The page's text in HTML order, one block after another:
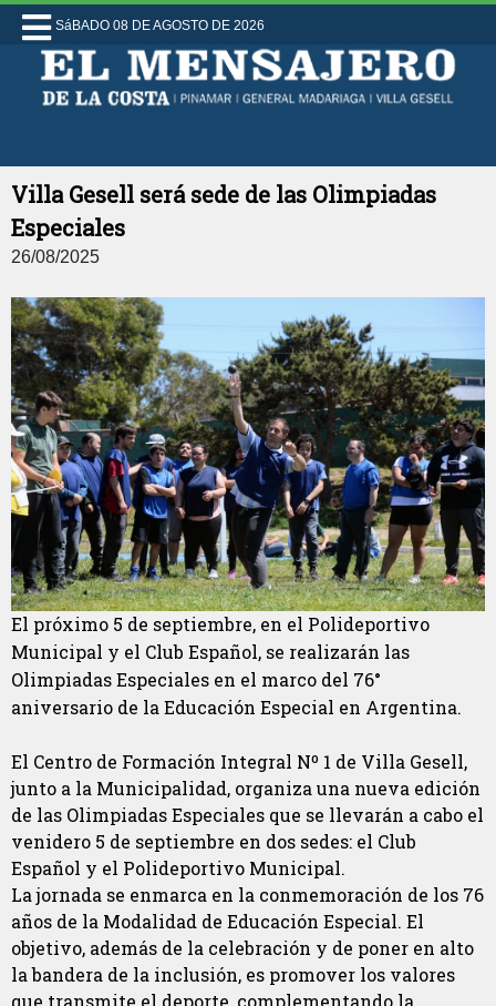
SáBADO 08 DE AGOSTO DE 2026
Villa Gesell será sede de las Olimpiadas
Especiales
26/08/2025
El próximo 5 de septiembre, en el Polideportivo
Municipal y el Club Español, se realizarán las
Olimpiadas Especiales en el marco del 76°
aniversario de la Educación Especial en Argentina.
El Centro de Formación Integral Nº 1 de Villa Gesell,
junto a la Municipalidad, organiza una nueva edición
de las Olimpiadas Especiales que se llevarán a cabo el
venidero 5 de septiembre en dos sedes: el Club
Español y el Polideportivo Municipal.
La jornada se enmarca en la conmemoración de los 76
años de la Modalidad de Educación Especial. El
objetivo, además de la celebración y de poner en alto
la bandera de la inclusión, es promover los valores
que transmite el deporte, complementando la